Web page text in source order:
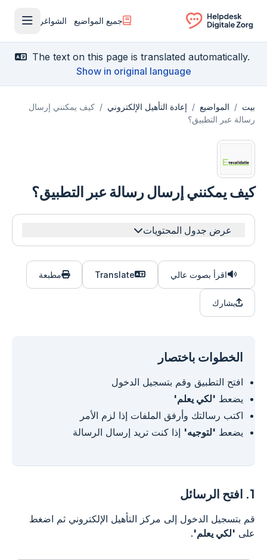
Ga naar de homepagina
جميع المواضيع الشواغر
فتح
The text on this page is translated automatically.
Show in original language
بيت / المواضيع / إعادة التأهيل الإلكتروني / كيف يمكنني إرسال
رسالة عبر التطبيق؟
كيف يمكنني إرسال رسالة عبر التطبيق؟
عرض جدول المحتويات
اقرأ بصوت عالي Translate مطبعة
يشارك
الخطوات باختصار
افتح التطبيق وقم بتسجيل الدخول
يضعط 'لكي يعلم'
اكتب رسالتك وأرفق الملفات إذا لزم الأمر
يضعط 'لتوجيه' إذا كنت تريد إرسال الرسالة
1. افتح الرسائل
قم بتسجيل الدخول إلى مركز التأهيل الإلكتروني ثم اضغط
على 'لكي يعلم'.